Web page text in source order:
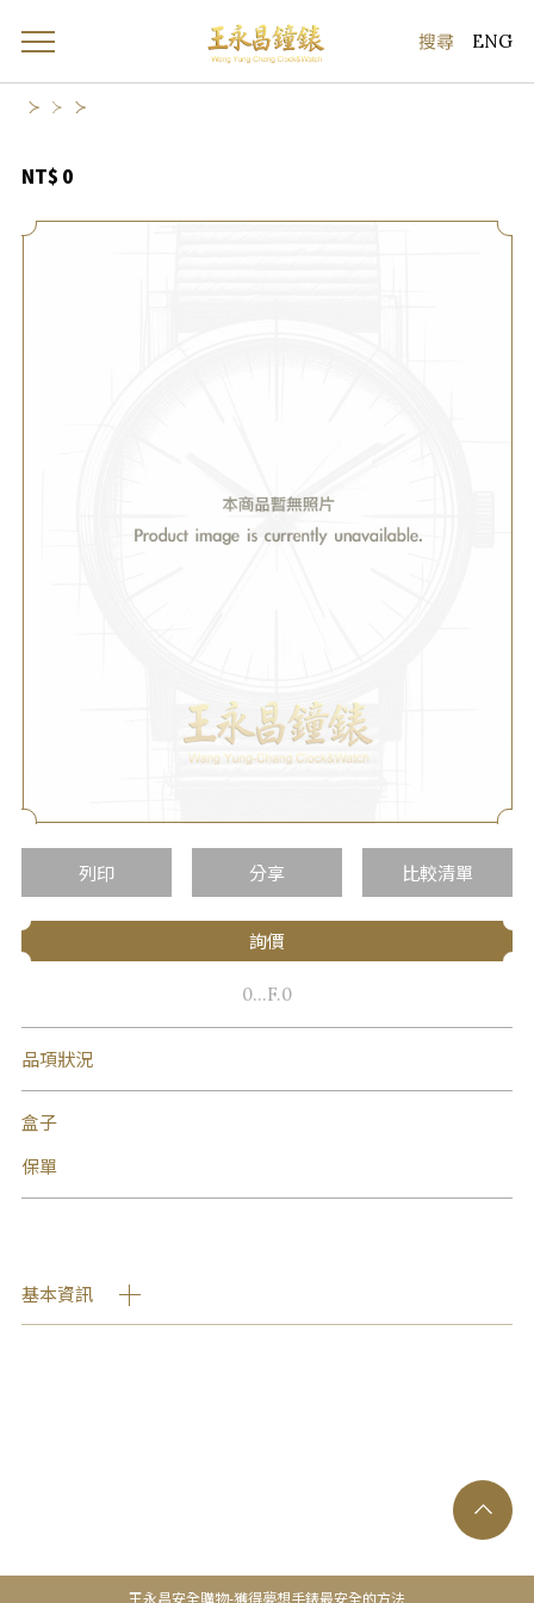
ENG
NT$ 0
列印 分享 比較清單
詢價
0...F.0
品項狀況
盒子
保單
基本資訊
王永昌安全購物-獲得夢想手錶最安全的方法